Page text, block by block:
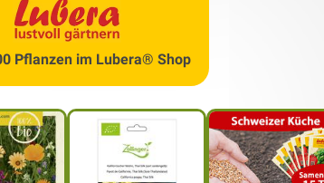
ist die Staunässe tagelang als Pfützen im
kann in der Struktur des Bodens liegen.
Wasser regnet, als verdunsten kann.
auf eine Verdichtung des Bodens zurück.
dass die Wurzeln von Pflanzen faulen.
und beseitigen kannst. Für alle diejenigen,
mit welchen Pflanzen du staunasse Beete
gut vertragen.
Pflanzen im Lubera® Shop